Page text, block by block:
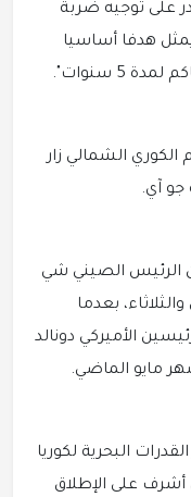
على توجيه ضربة
هدفا أساسيا
5 سنوات".
الشمالي زار
جو آي.
الرئيس الصيني شي
بعدما
الأميركي دونالد
مايو الماضي.
البحرية لكوريا
أشرف على الإطلاق